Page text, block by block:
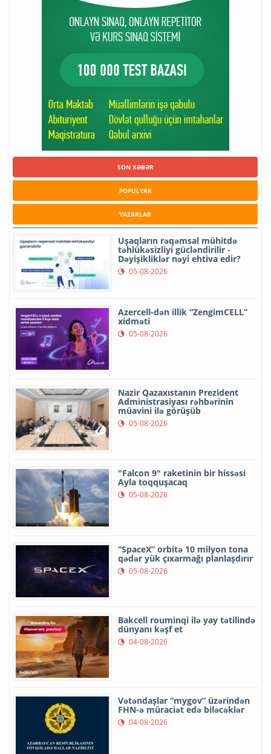
SON XƏBƏR
POPULYAR
YAZARLAR
Uşaqların rəqəmsal mühitdə
təhlükəsizliyi gücləndirilir -
Dəyişikliklər nəyi ehtiva edir?
05-08-2026
Azercell-dən illik “ZengimCELL”
xidməti
05-08-2026
Nazir Qazaxıstanın Prezident
Administrasiyası rəhbərinin
müavini ilə görüşüb
05-08-2026
"Falcon 9" raketinin bir hissəsi
Ayla toqquşacaq
05-08-2026
“SpaceX” orbitə 10 milyon tona
qədər yük çıxarmağı planlaşdırır
05-08-2026
Bakcell rouminqi ilə yay tətilində
dünyanı kəşf et
04-08-2026
Vətəndaşlar “mygov” üzərindən
FHN-ə müraciət edə biləcəklər
04-08-2026